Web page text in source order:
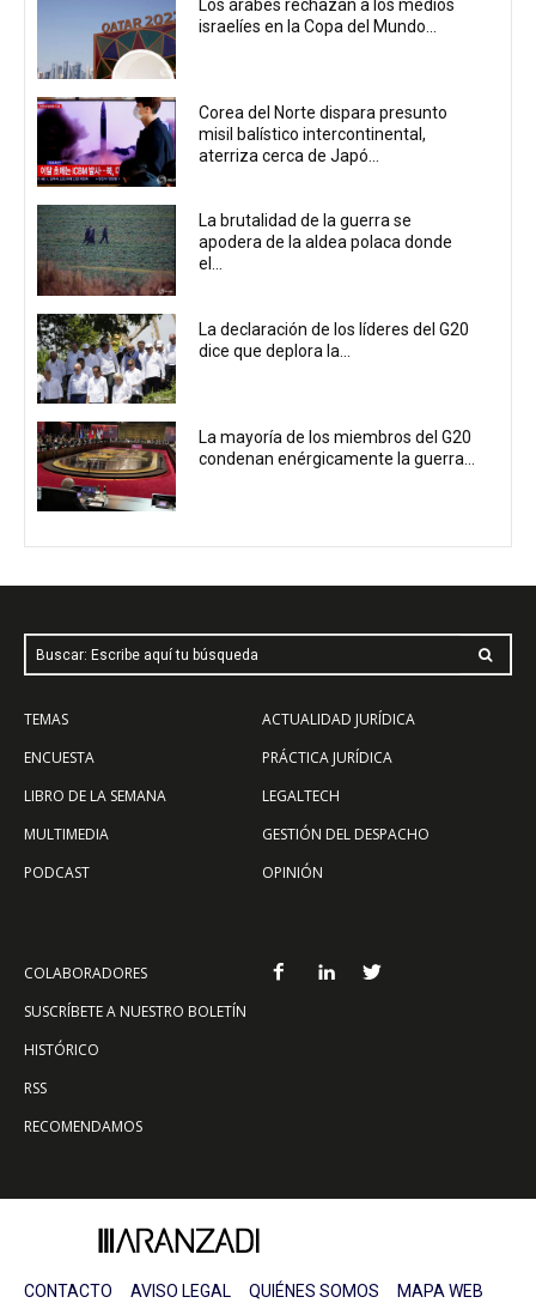
Los árabes rechazan a los medios
israelíes en la Copa del Mundo...
Corea del Norte dispara presunto
misil balístico intercontinental,
aterriza cerca de Japó...
La brutalidad de la guerra se
apodera de la aldea polaca donde
el...
La declaración de los líderes del G20
dice que deplora la...
La mayoría de los miembros del G20
condenan enérgicamente la guerra...
Buscar: Escribe aquí tu búsqueda
TEMAS
ENCUESTA
LIBRO DE LA SEMANA
MULTIMEDIA
PODCAST
ACTUALIDAD JURÍDICA
PRÁCTICA JURÍDICA
LEGALTECH
GESTIÓN DEL DESPACHO
OPINIÓN
COLABORADORES
SUSCRÍBETE A NUESTRO BOLETÍN
HISTÓRICO
RSS
RECOMENDAMOS
CONTACTO AVISO LEGAL QUIÉNES SOMOS MAPA WEB